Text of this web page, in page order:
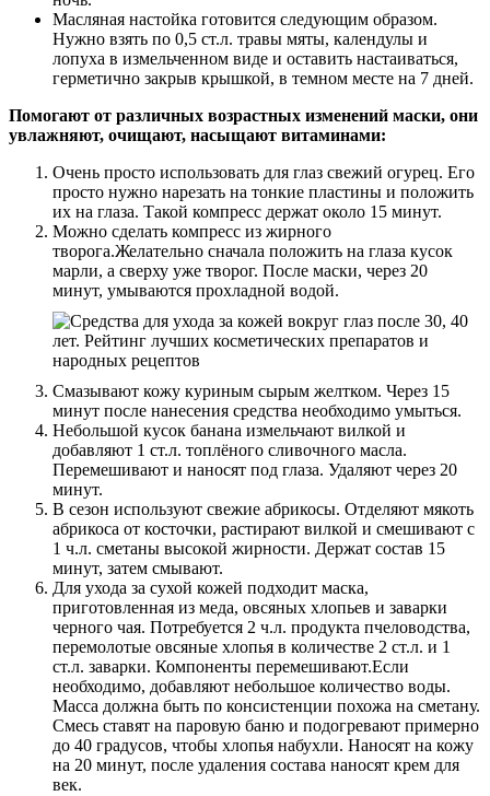
Масляная настойка готовится следующим образом.
Нужно взять по 0,5 ст.л. травы мяты, календулы и
лопуха в измельченном виде и оставить настаиваться,
герметично закрыв крышкой, в темном месте на 7 дней.
Помогают от различных возрастных изменений маски, они
увлажняют, очищают, насыщают витаминами:
Очень просто использовать для глаз свежий огурец. Его
просто нужно нарезать на тонкие пластины и положить
их на глаза. Такой компресс держат около 15 минут.
Можно сделать компресс из жирного
творога.Желательно сначала положить на глаза кусок
марли, а сверху уже творог. После маски, через 20
минут, умываются прохладной водой.
Смазывают кожу куриным сырым желтком. Через 15
минут после нанесения средства необходимо умыться.
Небольшой кусок банана измельчают вилкой и
добавляют 1 ст.л. топлёного сливочного масла.
Перемешивают и наносят под глаза. Удаляют через 20
минут.
В сезон используют свежие абрикосы. Отделяют мякоть
абрикоса от косточки, растирают вилкой и смешивают с
1 ч.л. сметаны высокой жирности. Держат состав 15
минут, затем смывают.
Для ухода за сухой кожей подходит маска,
приготовленная из меда, овсяных хлопьев и заварки
черного чая. Потребуется 2 ч.л. продукта пчеловодства,
перемолотые овсяные хлопья в количестве 2 ст.л. и 1
ст.л. заварки. Компоненты перемешивают.Если
необходимо, добавляют небольшое количество воды.
Масса должна быть по консистенции похожа на сметану.
Смесь ставят на паровую баню и подогревают примерно
до 40 градусов, чтобы хлопья набухли. Наносят на кожу
на 20 минут, после удаления состава наносят крем для
век.